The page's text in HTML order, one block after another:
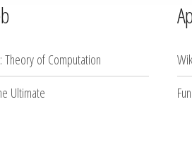
Theory of Computation
Ultimate